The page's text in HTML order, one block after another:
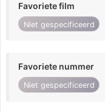
Favoriete film
Niet gespecificeerd
Favoriete nummer
Niet gespecificeerd